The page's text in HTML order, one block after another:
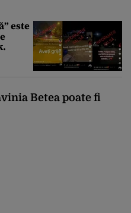
este
Betea poate fi